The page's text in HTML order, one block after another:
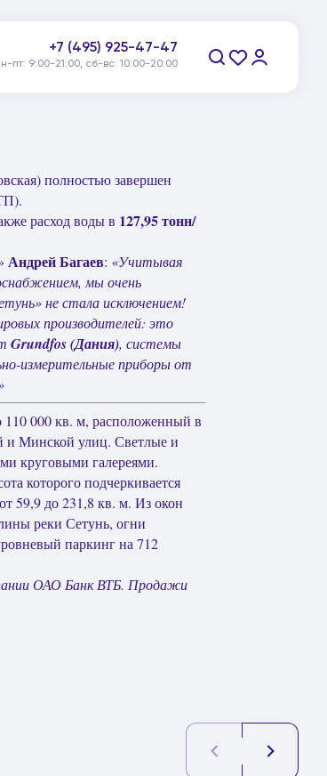
+7 (495) 925-47-47
пт: 9:00-21:00, сб-вс: 10:00-20:00
полностью завершен
расход воды в 127,95 тонн/
Андрей Багаев: «Учитывая
мы очень
не стала исключением!
производителей: это
Grundfos(Дания), системы
измерительные приборы от
000 кв. м, расположенный в
и Минской улиц. Светлые и
круговыми галереями.
которого подчеркивается
59,9 до 231,8 кв. м. Из окон
реки Сетунь, огни
паркинг на 712
ОАО Банк ВТБ. Продажи